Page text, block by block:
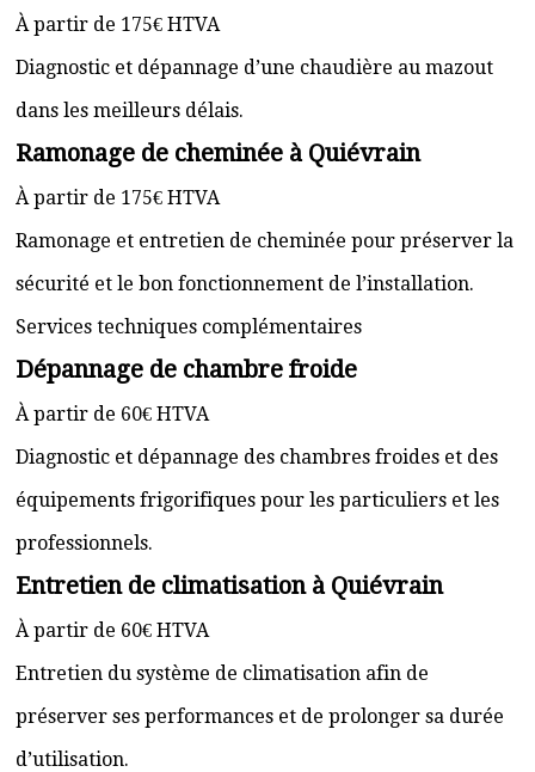
À partir de 175€ HTVA
Diagnostic et dépannage d’une chaudière au mazout
dans les meilleurs délais.
Ramonage de cheminée à Quiévrain
À partir de 175€ HTVA
Ramonage et entretien de cheminée pour préserver la
sécurité et le bon fonctionnement de l’installation.
Services techniques complémentaires
Dépannage de chambre froide
À partir de 60€ HTVA
Diagnostic et dépannage des chambres froides et des
équipements frigorifiques pour les particuliers et les
professionnels.
Entretien de climatisation à Quiévrain
À partir de 60€ HTVA
Entretien du système de climatisation afin de
préserver ses performances et de prolonger sa durée
d’utilisation.